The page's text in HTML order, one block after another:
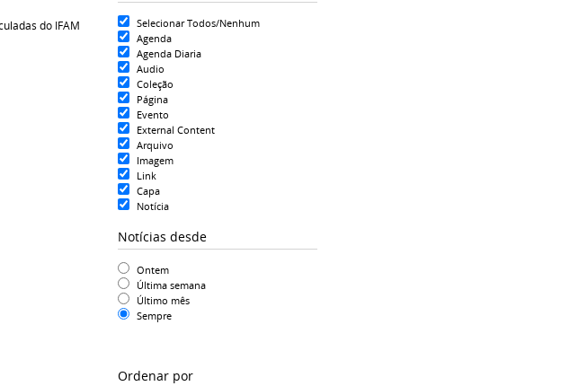
Selecionar Todos/Nenhum
Agenda
Agenda Diaria
Audio
Coleção
Página
Evento
External Content
Arquivo
Imagem
Link
Capa
Notícia
Notícias desde
Ontem
Última semana
Último mês
Sempre
Ordenar por
do IFAM